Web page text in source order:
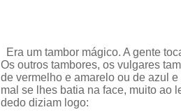
Era um tambor mágico. A gente
Os outros tambores, os vulgares
de vermelho e amarelo ou de azul
mal se lhes batia na face, muito ao
dedo diziam logo: